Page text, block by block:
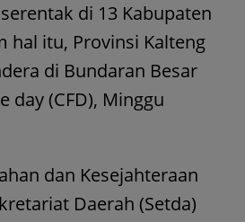
di 13 Kabupaten
hal itu, Provinsi Kalteng
di Bundaran Besar
day (CFD), Minggu
dan Kesejahteraan
Daerah (Setda)